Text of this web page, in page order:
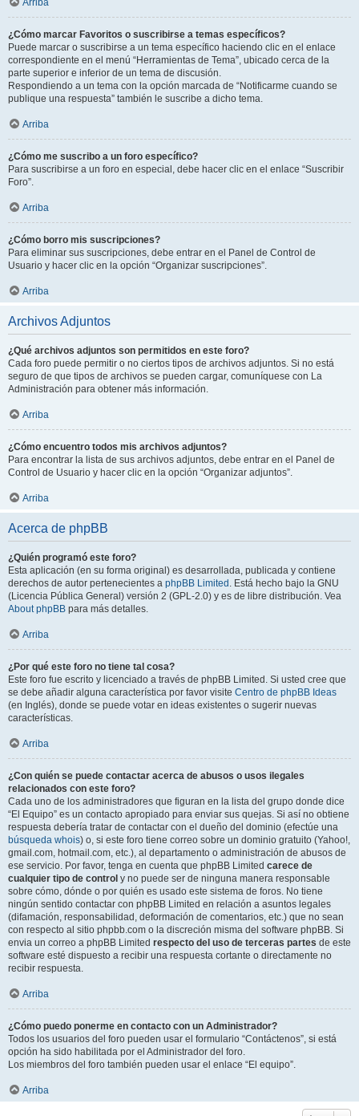
Arriba
¿Cómo marcar Favoritos o suscribirse a temas específicos?
Puede marcar o suscribirse a un tema específico haciendo clic en el enlace
correspondiente en el menú “Herramientas de Tema”, ubicado cerca de la
parte superior e inferior de un tema de discusión.
Respondiendo a un tema con la opción marcada de “Notificarme cuando se
publique una respuesta” también le suscribe a dicho tema.
Arriba
¿Cómo me suscribo a un foro específico?
Para suscribirse a un foro en especial, debe hacer clic en el enlace “Suscribir
Foro”.
Arriba
¿Cómo borro mis suscripciones?
Para eliminar sus suscripciones, debe entrar en el Panel de Control de
Usuario y hacer clic en la opción “Organizar suscripciones”.
Arriba
Archivos Adjuntos
¿Qué archivos adjuntos son permitidos en este foro?
Cada foro puede permitir o no ciertos tipos de archivos adjuntos. Si no está
seguro de que tipos de archivos se pueden cargar, comuníquese con La
Administración para obtener más información.
Arriba
¿Cómo encuentro todos mis archivos adjuntos?
Para encontrar la lista de sus archivos adjuntos, debe entrar en el Panel de
Control de Usuario y hacer clic en la opción “Organizar adjuntos”.
Arriba
Acerca de phpBB
¿Quién programó este foro?
Esta aplicación (en su forma original) es desarrollada, publicada y contiene
derechos de autor pertenecientes a phpBB Limited . Está hecho bajo la GNU
(Licencia Pública General) versión 2 (GPL-2.0) y es de libre distribución. Vea
About phpBB para más detalles.
Arriba
¿Por qué este foro no tiene tal cosa?
Este foro fue escrito y licenciado a través de phpBB Limited. Si usted cree que
se debe añadir alguna característica por favor visite Centro de phpBB Ideas
(en Inglés), donde se puede votar en ideas existentes o sugerir nuevas
características.
Arriba
¿Con quién se puede contactar acerca de abusos o usos ilegales
relacionados con este foro?
Cada uno de los administradores que figuran en la lista del grupo donde dice
“El Equipo” es un contacto apropiado para enviar sus quejas. Si así no obtiene
respuesta debería tratar de contactar con el dueño del dominio (efectúe una
búsqueda whois) o, si este foro tiene correo sobre un dominio gratuito (Yahoo!,
gmail.com, hotmail.com, etc.), al departamento o administración de abusos de
ese servicio. Por favor, tenga en cuenta que phpBB Limited carece de
cualquier tipo de control y no puede ser de ninguna manera responsable
sobre cómo, dónde o por quién es usado este sistema de foros. No tiene
ningún sentido contactar con phpBB Limited en relación a asuntos legales
(difamación, responsabilidad, deformación de comentarios, etc.) que no sean
con respecto al sitio phpbb.com o la discreción misma del software phpBB. Si
envia un correo a phpBB Limited respecto del uso de terceras partes de este
software esté dispuesto a recibir una respuesta cortante o directamente no
recibir respuesta.
Arriba
¿Cómo puedo ponerme en contacto con un Administrador?
Todos los usuarios del foro pueden usar el formulario “Contáctenos”, si está
opción ha sido habilitada por el Administrador del foro.
Los miembros del foro también pueden usar el enlace “El equipo”.
Arriba